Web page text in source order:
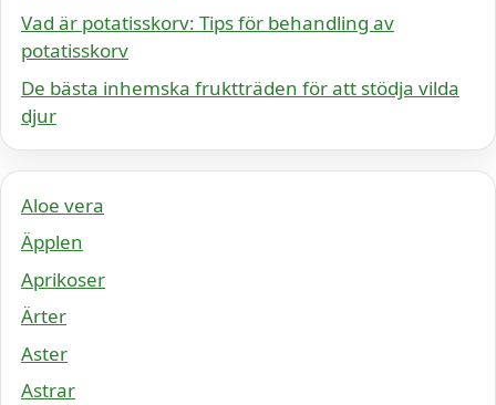
Vad är potatisskorv: Tips för behandling av
potatisskorv
De bästa inhemska fruktträden för att stödja vilda
djur
Aloe vera
Äpplen
Aprikoser
Ärter
Aster
Astrar